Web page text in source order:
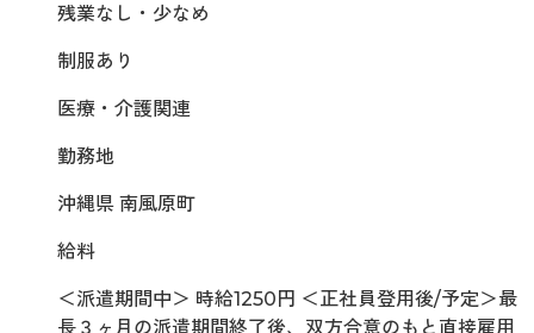
残業なし・少なめ
制服あり
医療・介護関連
勤務地
沖縄県 南風原町
給料
＜派遣期間中＞ 時給1250円 ＜正社員登用後/予定＞最
長３ヶ月の派遣期間終了後、双方合意のもと直接雇用